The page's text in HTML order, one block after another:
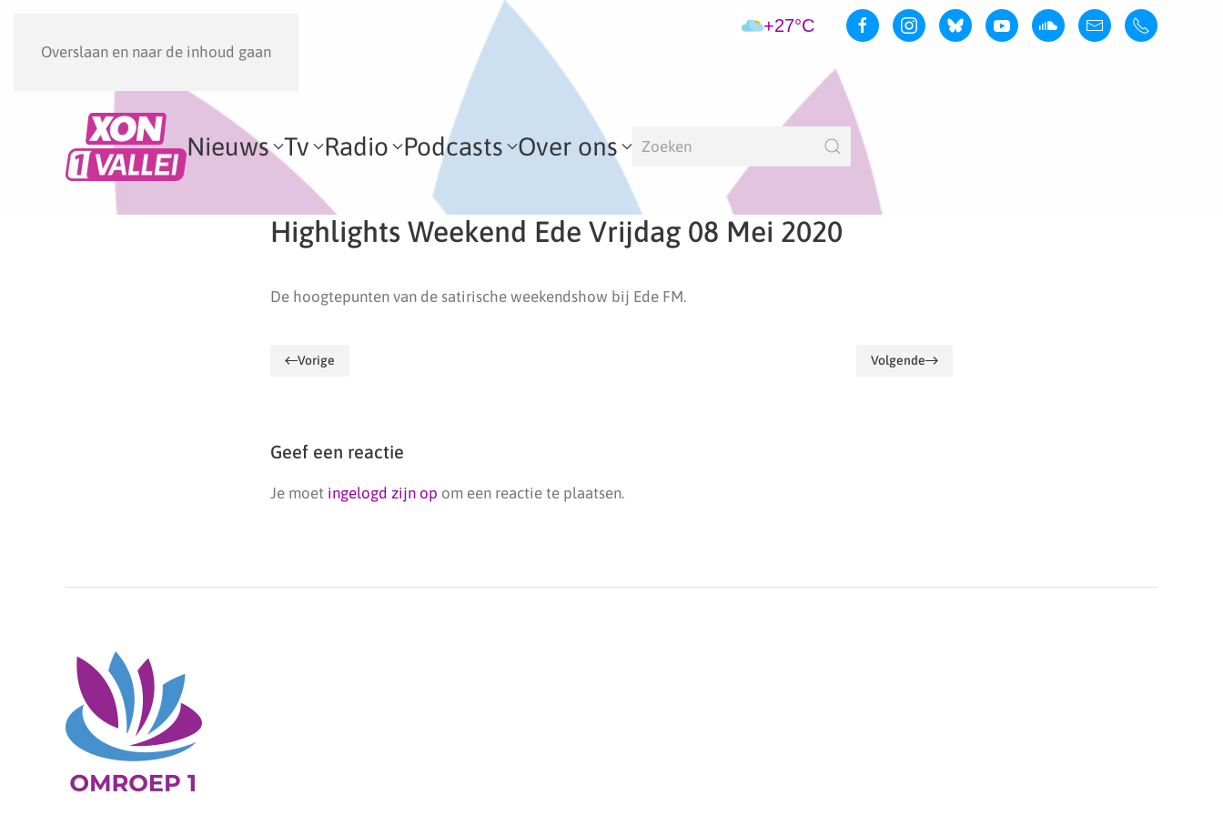
Overslaan en naar de inhoud gaan
+27°C
Nieuws Tv Radio Podcasts Over ons
Highlights Weekend Ede Vrijdag 08 Mei 2020
De hoogtepunten van de satirische weekendshow bij Ede FM.
Vorige Volgende
Geef een reactie
Je moet ingelogd zijn op om een reactie te plaatsen.